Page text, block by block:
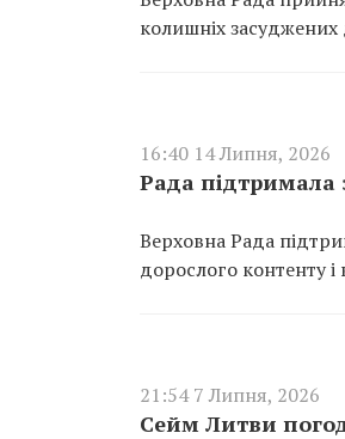
колишніх
16:40 14 Липня, 2026
Рада підтримала
Верховна Рада
дорослого контенту
21:54 7 Липня, 2026
Сейм Литви